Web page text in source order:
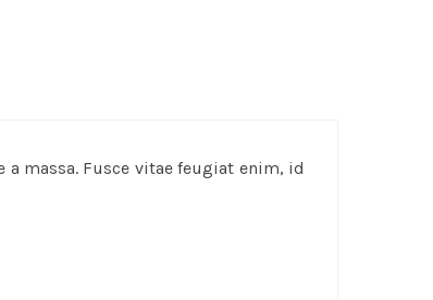
massa. Fusce vitae feugiat enim, id